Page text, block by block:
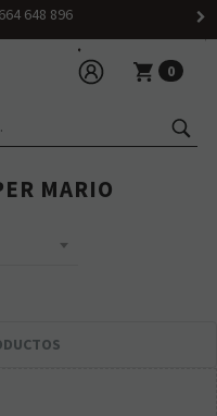
664 648 896
0
MARIO